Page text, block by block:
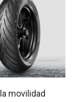
movilidad